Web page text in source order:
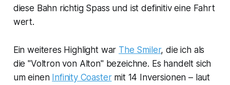
diese Bahn richtig Spass und ist definitiv eine Fahrt
wert.
Ein weiteres Highlight war The Smiler, die ich als
die "Voltron von Alton" bezeichne. Es handelt sich
um einen Infinity Coastermit 14 Inversionen – laut